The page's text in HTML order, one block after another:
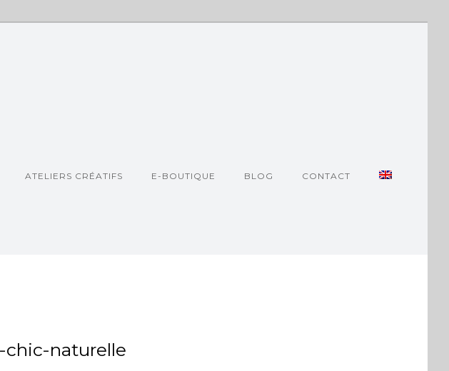
ATELIERS CRÉATIFS E-BOUTIQUE BLOG CONTACT
naturelle